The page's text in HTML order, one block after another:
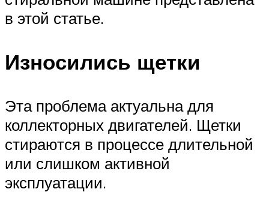
в этой статье.
Износились щетки
Эта проблема актуальна для
коллекторных двигателей. Щетки
стираются в процессе длительной
или слишком активной
эксплуатации.